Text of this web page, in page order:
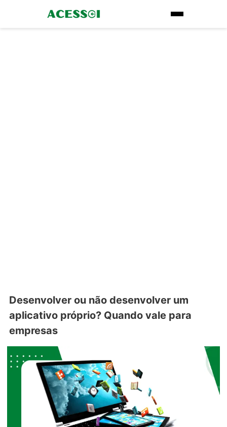
Desenvolver ou não desenvolver um
aplicativo próprio? Quando vale para
empresas